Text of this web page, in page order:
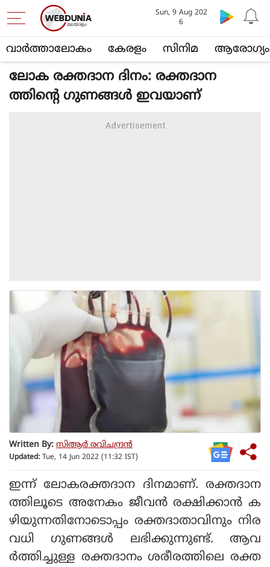
വാര്‍ത്താലോകം കേരളം സിനിമ ആരോഗ്യം
Sun, 9 Aug 202
6
ലോക രക്തദാന ദിനം: രക്തദാന
ത്തിന്റെ ഗുണങ്ങള്‍ ഇവയാണ്
Written By: സിആര്‍ രവിചന്ദ്രന്‍
Updated: Tue, 14 Jun 2022 (11:32 IST)
ഇന്ന് ലോകരക്തദാന ദിനമാണ്. രക്തദാന
ത്തിലൂടെ അനേകം ജീവന്‍ രക്ഷിക്കാന്‍ ക
ഴിയുന്നതിനോടൊപ്പം രക്തദാതാവിനും നിര
വധി ഗുണങ്ങള്‍ ലഭിക്കുന്നുണ്ട്. ആവ
ര്‍ത്തിച്ചുള്ള രക്തദാനം ശരീരത്തിലെ രക്ത